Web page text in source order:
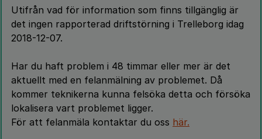
Utifrån vad för information som finns tillgänglig är
det ingen rapporterad driftstörning i Trelleborg idag
2018-12-07.
Har du haft problem i 48 timmar eller mer är det
aktuellt med en felanmälning av problemet. Då
kommer teknikerna kunna felsöka detta och försöka
lokalisera vart problemet ligger.
För att felanmäla kontaktar du oss här.